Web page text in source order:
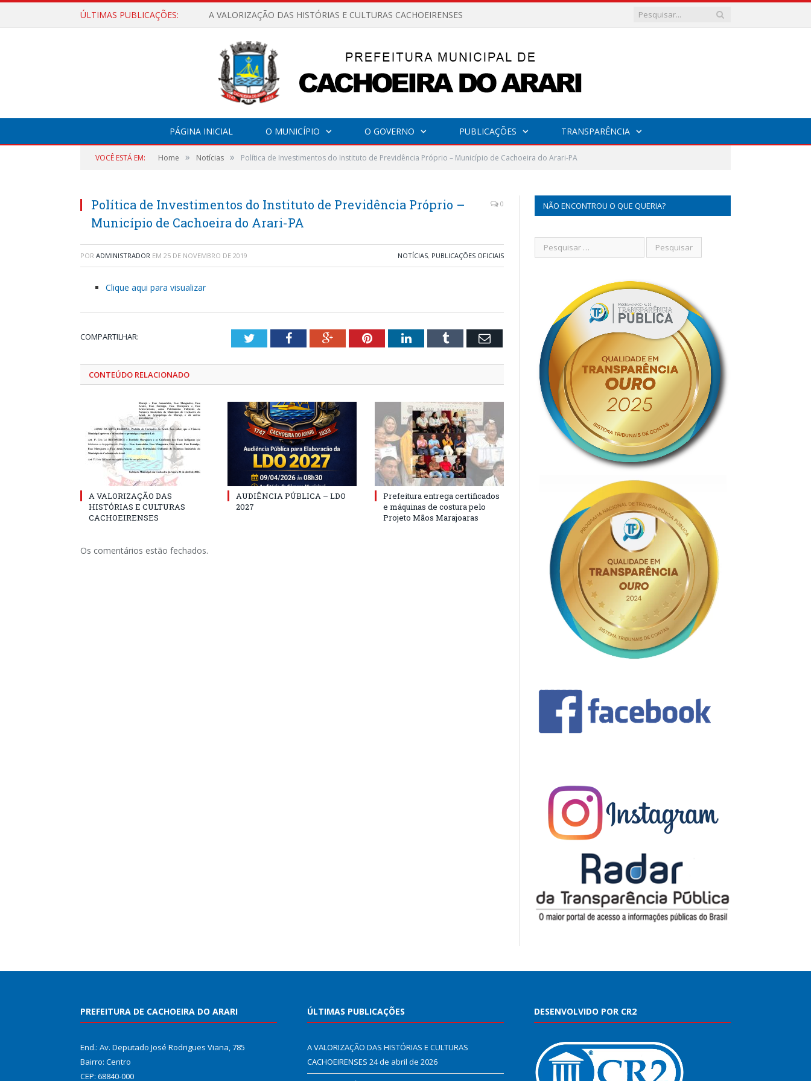
ÚLTIMAS PUBLICAÇÕES: A VALORIZAÇÃO DAS HISTÓRIAS E CULTURAS CACHOEIRENSES
PÁGINA INICIAL O MUNICÍPIO O GOVERNO PUBLICAÇÕES TRANSPARÊNCIA
VOCÊ ESTÁ EM: Home » Notícias » Política de Investimentos do Instituto de Previdência Próprio – Município de Cachoeira do Arari-PA
Política de Investimentos do Instituto de Previdência Próprio –
Município de Cachoeira do Arari-PA
0
POR ADMINISTRADOR EM 25 DE NOVEMBRO DE 2019 NOTÍCIAS, PUBLICAÇÕES OFICIAIS
Clique aqui para visualizar
COMPARTILHAR: TwitterFacebookGoogle+PinterestLinkedInTumblr Email
CONTEÚDO RELACIONADO
A VALORIZAÇÃO DAS
HISTÓRIAS E CULTURAS
CACHOEIRENSES
AUDIÊNCIA PÚBLICA – LDO
2027
Prefeitura entrega certificados
e máquinas de costura pelo
Projeto Mãos Marajoaras
Os comentários estão fechados.
NÃO ENCONTROU O QUE QUERIA?
PREFEITURA DE CACHOEIRA DO ARARI
End.: Av. Deputado José Rodrigues Viana, 785
Bairro: Centro
CEP: 68840-000
ÚLTIMAS PUBLICAÇÕES
A VALORIZAÇÃO DAS HISTÓRIAS E CULTURAS
CACHOEIRENSES 24 de abril de 2026
DESENVOLVIDO POR CR2